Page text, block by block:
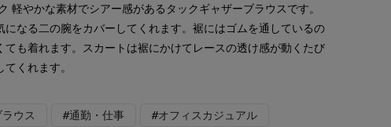
軽やかな素材でシアー感があるタックギャザーブラウスです。
になる二の腕をカバーしてくれます。裾にはゴムを通しているの
ても着れます。スカートは裾にかけてレースの透け感が動くたび
くれます。
ウス #通勤・仕事 #オフィスカジュアル